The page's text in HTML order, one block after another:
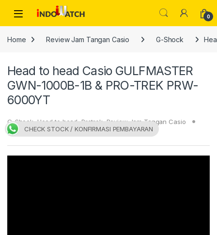
Open 0
Home Review Jam Tangan Casio G-Shock
Head to head Casio GULFMASTER
GWN-1000B-1B & PRO-TREK PRW-
6000YT
G-Shock,Head to head,Protrek,Review Jam Tangan Casio
26/06/2015CHECK STOCK / KONFIRMASI PEMBAYARAN